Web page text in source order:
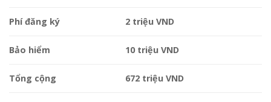
Phí đăng ký 2 triệu VND
Bảo hiểm 10 triệu VND
Tổng cộng 672 triệu VND